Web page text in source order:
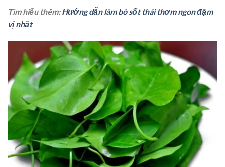
Tìm hiểu thêm:Hướng dẫn làm bò sốt thái thơm ngon đậm
vị nhất